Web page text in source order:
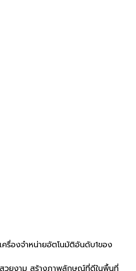
งสวยงาม สร้างภาพลักษณ์ที่ดีในพื้นที่